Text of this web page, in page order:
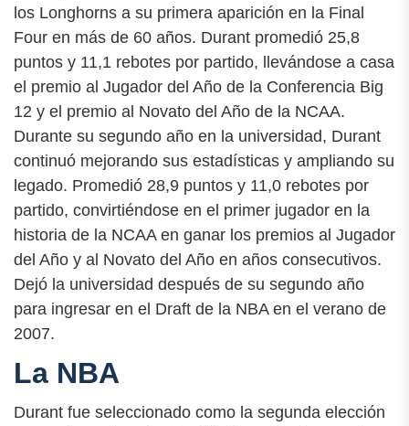
los Longhorns a su primera aparición en la Final
Four en más de 60 años. Durant promedió 25,8
puntos y 11,1 rebotes por partido, llevándose a casa
el premio al Jugador del Año de la Conferencia Big
12 y el premio al Novato del Año de la NCAA.
Durante su segundo año en la universidad, Durant
continuó mejorando sus estadísticas y ampliando su
legado. Promedió 28,9 puntos y 11,0 rebotes por
partido, convirtiéndose en el primer jugador en la
historia de la NCAA en ganar los premios al Jugador
del Año y al Novato del Año en años consecutivos.
Dejó la universidad después de su segundo año
para ingresar en el Draft de la NBA en el verano de
2007.
La NBA
Durant fue seleccionado como la segunda elección